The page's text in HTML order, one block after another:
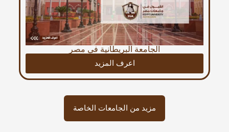
الجامعة البريطانية في مصر
اعرف المزيد
مزيد من الجامعات الخاصة